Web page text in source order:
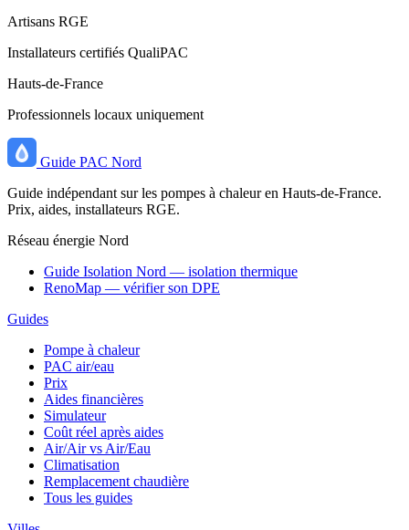
Artisans RGE
Installateurs certifiés QualiPAC
Hauts-de-France
Professionnels locaux uniquement
Guide PAC Nord
Guide indépendant sur les pompes à chaleur en Hauts-de-France.
Prix, aides, installateurs RGE.
Réseau énergie Nord
Guide Isolation Nord — isolation thermique
RenoMap — vérifier son DPE
Guides
Pompe à chaleur
PAC air/eau
Prix
Aides financières
Simulateur
Coût réel après aides
Air/Air vs Air/Eau
Climatisation
Remplacement chaudière
Tous les guides